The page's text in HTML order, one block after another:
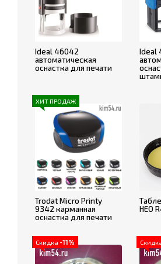
Ideal 46042
автоматическая
оснастка для печати
Ideal
ХИТ ПРОДАЖ
Trodat Micro Printy
9342 карманная
оснастка для печати
НЕО
Скидка -11%